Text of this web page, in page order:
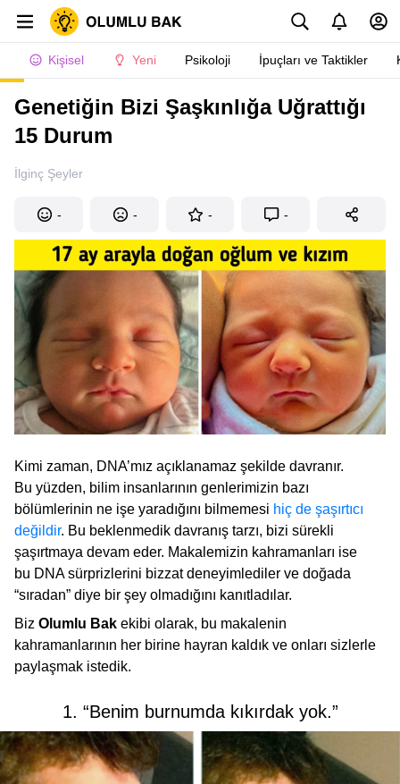
Kişisel Yeni Psikoloji İpuçları ve Taktikler
Genetiğin Bizi Şaşkınlığa Uğrattığı
15 Durum
İlginç Şeyler
- - - -
Kimi zaman, DNA’mız açıklanamaz şekilde davranır.
Bu yüzden, bilim insanlarının genlerimizin bazı
bölümlerinin ne işe yaradığını bilmemesi hiç de şaşırtıcı
değildir. Bu beklenmedik davranış tarzı, bizi sürekli
şaşırtmaya devam eder. Makalemizin kahramanları ise
bu DNA sürprizlerini bizzat deneyimlediler ve doğada
“sıradan” diye bir şey olmadığını kanıtladılar.
Biz Olumlu Bak ekibi olarak, bu makalenin
kahramanlarının her birine hayran kaldık ve onları sizlerle
paylaşmak istedik.
1. “Benim burnumda kıkırdak yok.”